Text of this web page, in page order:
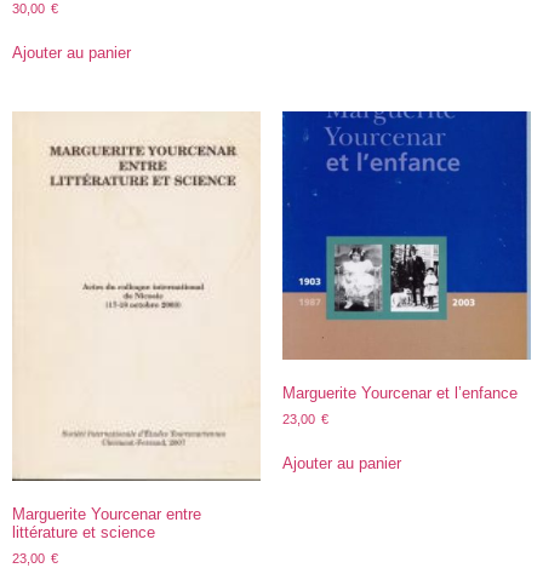
30,00 €
Ajouter au panier
Marguerite Yourcenar entre
littérature et science
23,00 €
Marguerite Yourcenar et l’enfance
23,00 €
Ajouter au panier